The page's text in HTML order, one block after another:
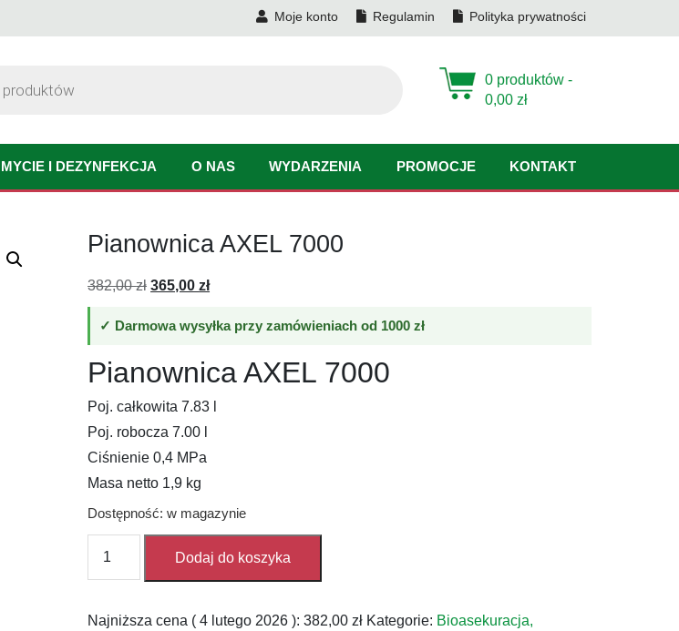
Moje konto Regulamin Polityka prywatności
0 produktów -
0,00zł
MYCIE I DEZYNFEKCJA O NAS WYDARZENIA PROMOCJE KONTAKT
Pianownica AXEL 7000
382,00zł Pierwotna
wynosiła:
365,00złAktualna
wynosi:
✓ Darmowa wysyłka przy zamówieniach od 1000 zł
Pianownica AXEL 7000
Poj. całkowita 7.83 l
Poj. robocza 7.00 l
Ciśnienie 0,4 MPa
Masa netto 1,9 kg
Dostępność: w magazynie
Pianownica
AXEL
Dodaj do koszyka
Najniższa cena ( 4 lutego 2026 ):382,00zł Kategorie: Bioasekuracja,